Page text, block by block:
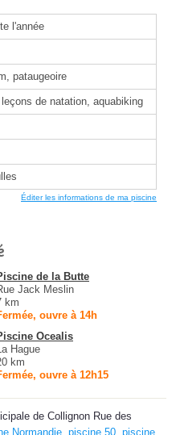
l'année
pataugeoire
de natation, aquabiking
Éditer les informations de ma piscine
de la Butte
Jack Meslin
km
ouvre à 14h
Ocealis
La Hague
km
ouvre à 12h15
de Collignon Rue des
Normandie piscine 50 piscine